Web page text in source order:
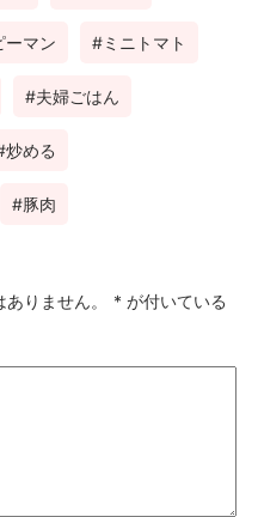
ーマン ミニトマト
夫婦ごはん
炒める
豚肉
りません。 * が付いている